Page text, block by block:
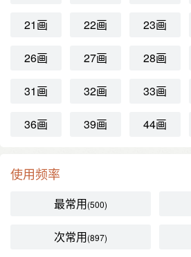
21画 22画 23画
26画 27画 28画
31画 32画 33画
36画 39画 44画
使用频率
最常用(500)
次常用(897)